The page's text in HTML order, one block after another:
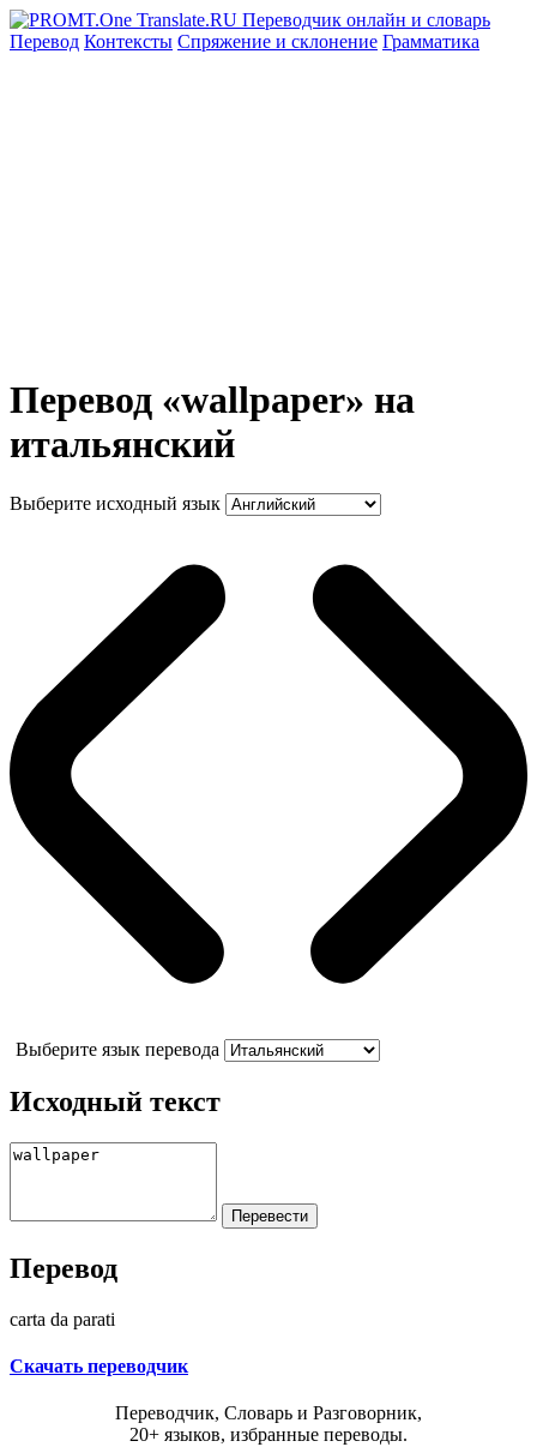
Перевод Контексты Спряжение и склонение Грамматика
Перевод «wallpaper» на
итальянский
Выберите исходный язык
Выберите язык перевода
Исходный текст
Перевод
carta da parati
Скачать переводчик
Переводчик, Словарь и Разговорник,
20+ языков, избранные переводы.